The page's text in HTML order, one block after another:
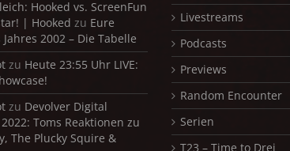
Hooked vs. ScreenFun
| Hooked zu Eure
2002 – Die Tabelle
zu Heute 23:55 Uhr LIVE:
zu Devolver Digital
Toms Reaktionen zu
The Plucky Squire &
Livestreams
Podcasts
Previews
Random Encounter
Serien
T23 – Time to Drei